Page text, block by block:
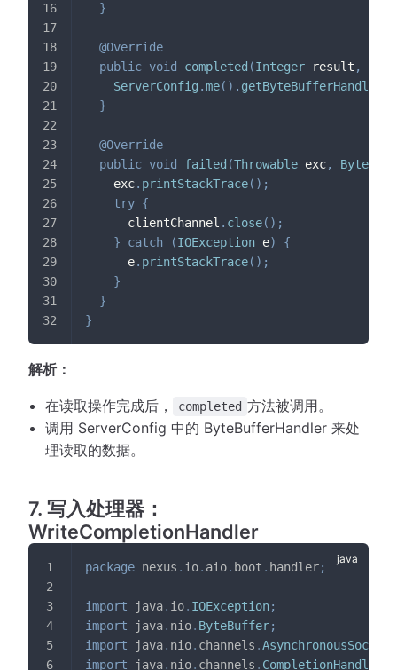
}
@Override
public void completed (Integer result ,
ServerConfig .me( ) . getByteBufferHandler
}
@Override
public void failed (Throwable exc,
    exc
. printStackTrace( ) ;
try {
      clientChannel
. close( ) ;
}
catch (IOException e)
{
      e
. printStackTrace( ) ;
}
}
}
解析：
在读取操作完成后， completed 方法被调用。
调用 ServerConfig 中的 ByteBufferHandler 来处
理读取的数据。
7. 写入处理器：
WriteCompletionHandler
package nexus . io. aio. boot . handler;
import java. io. IOException;
import
java. nio. ByteBuffer;
import
java. nio. channels .
import
java. nio. channels . CompletionHandler